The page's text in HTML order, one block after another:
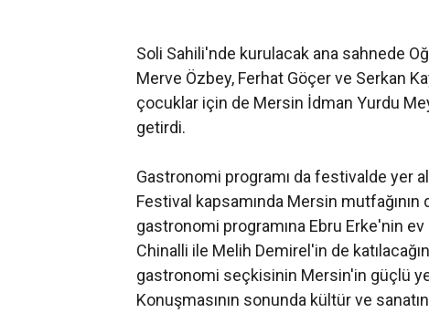
Soli Sahili'nde kurulacak ana sahnede
Merve Özbey, Ferhat Göçer ve Serkan
çocuklar için de Mersin İdman Yurdu
getirdi.
Gastronomi programı da festivalde yer
Festival kapsamında Mersin mutfağının
gastronomi programına Ebru Erke'nin
Chinalli ile Melih Demirel'in de
gastronomi seçkisinin Mersin'in güçlü
Konuşmasının sonunda kültür ve